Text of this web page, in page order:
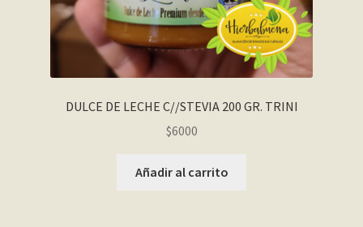
DULCE DE LECHE C//STEVIA 200 GR. TRINI
$6000
Añadir al carrito